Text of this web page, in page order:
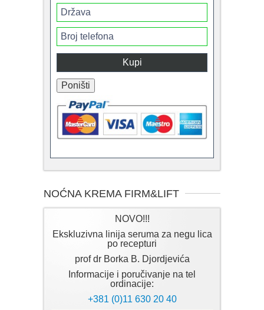
NOĆNA KREMA FIRM&LIFT
NOVO!!!
Ekskluzivna linija seruma za negu lica
po recepturi
prof dr Borka B. Djordjevića
Informacije i poručivanje na tel
ordinacije:
+381 (0)11 630 20 40